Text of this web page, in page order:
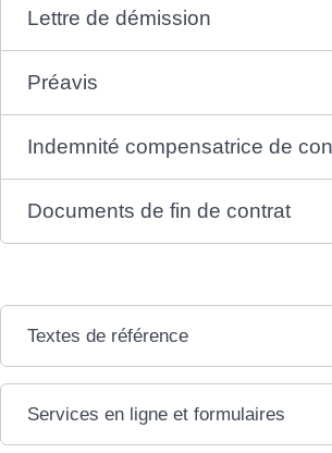
Lettre de démission
Préavis
Indemnité compensatrice de
Documents de fin de contrat
Textes de référence
Services en ligne et formulaires